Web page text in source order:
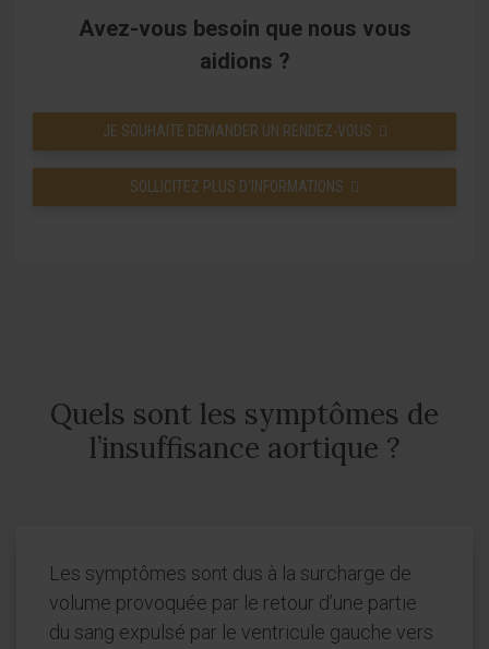
Avez-vous besoin que nous vous
aidions ?
JE SOUHAITE DEMANDER UN RENDEZ-VOUS
SOLLICITEZ PLUS D’INFORMATIONS
Quels sont les symptômes de
l’insuffisance aortique ?
Les symptômes sont dus à la surcharge de
volume provoquée par le retour d’une partie
du sang expulsé par le ventricule gauche vers